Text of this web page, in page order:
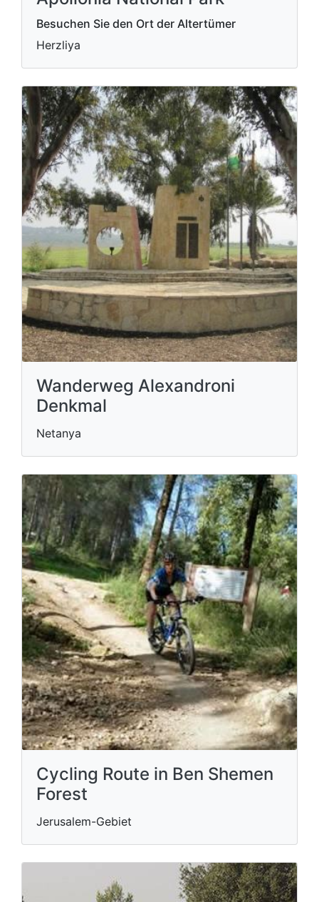
Besuchen Sie den Ort der Altertümer
Herzliya
Wanderweg Alexandroni
Denkmal
Netanya
Cycling Route in Ben Shemen
Forest
Jerusalem-Gebiet